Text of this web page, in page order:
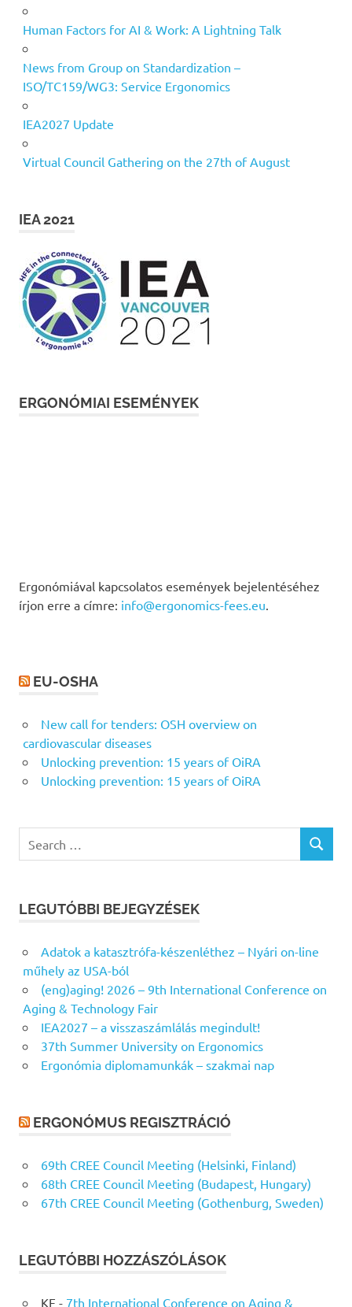
Human Factors for AI & Work: A Lightning Talk
News from Group on Standardization –
ISO/TC159/WG3: Service Ergonomics
IEA2027 Update
Virtual Council Gathering on the 27th of August
IEA 2021
ERGONÓMIAI ESEMÉNYEK
Ergonómiával kapcsolatos események bejelentéséhez
írjon erre a címre: info@ergonomics-fees.eu
EU-OSHA
New call for tenders: OSH overview on
cardiovascular diseases
Unlocking prevention: 15 years of OiRA
Unlocking prevention: 15 years of OiRA
for:
SEARCH
LEGUTÓBBI BEJEGYZÉSEK
Adatok a katasztrófa-készenléthez – Nyári on-line
műhely az USA-ból
(eng)aging! 2026 – 9th International Conference on
Aging & Technology Fair
IEA2027 – a visszaszámlálás megindult!
37th Summer University on Ergonomics
Ergonómia diplomamunkák – szakmai nap
ERGONÓMUS REGISZTRÁCIÓ
69th CREE Council Meeting (Helsinki, Finland)
68th CREE Council Meeting (Budapest, Hungary)
67th CREE Council Meeting (Gothenburg, Sweden)
LEGUTÓBBI HOZZÁSZÓLÁSOK
KF - 7th International Conference on Aging &